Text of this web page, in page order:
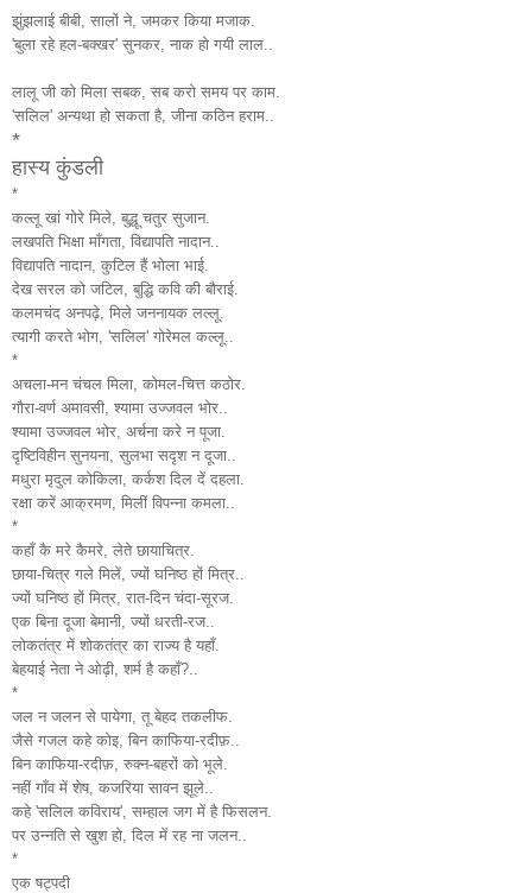
झुंझलाई बीबी, सालों ने, जमकर किया मजाक.
'बुला रहे हल-बक्खर' सुनकर, नाक हो गयी लाल..
लालू जी को मिला सबक, सब करो समय पर काम.
'सलिल' अन्यथा हो सकता है, जीना कठिन हराम..
*
हास्य कुंडली
*
कल्लू खां गोरे मिले, बुद्धू चतुर सुजान.
लखपति भिक्षा माँगता, विद्यापति नादान..
विद्यापति नादान, कुटिल हैं भोला भाई.
देख सरल को जटिल, बुद्धि कवि की बौराई.
कलमचंद अनपढ़े, मिले जननायक लल्लू.
त्यागी करते भोग, 'सलिल' गोरेमल कल्लू..
*
अचला-मन चंचल मिला, कोमल-चित्त कठोर.
गौरा-वर्ण अमावसी, श्यामा उज्जवल भोर..
श्यामा उज्जवल भोर, अर्चना करे न पूजा.
दृष्टिविहीन सुनयना, सुलभा सदृश न दूजा..
मधुरा मृदुल कोकिला, कर्कश दिल दें दहला.
रक्षा करें आक्रमण, मिलीं विपन्ना कमला..
*
कहाँ कै मरे कैमरे, लेते छायाचित्र.
छाया-चित्र गले मिलें, ज्यों घनिष्ठ हों मित्र..
ज्यों घनिष्ठ हों मित्र, रात-दिन चंदा-सूरज.
एक बिना दूजा बेमानी, ज्यों धरती-रज..
लोकतंत्र में शोकतंत्र का राज्य है यहाँ.
बेहयाई नेता ने ओढ़ी, शर्म है कहाँ?..
*
जल न जलन से पायेगा, तू बेहद तकलीफ.
जैसे गजल कहे कोइ, बिन काफिया-रदीफ़..
बिन काफिया-रदीफ़, रुक्न-बहरों को भूले.
नहीं गाँव में शेष, कजरिया सावन झूले..
कहे 'सलिल कविराय', सम्हाल जग में है फिसलन.
पर उन्नति से खुश हो, दिल में रह ना जलन..
*
एक षट्पदी